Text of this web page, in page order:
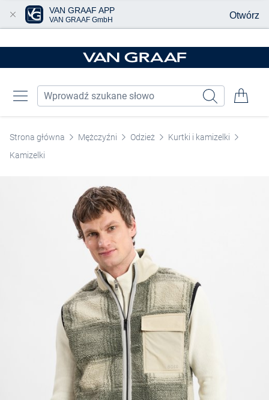
Strona główna Mężczyźni Odzież
Kurtki i kamizelki
Kamizelki
VAN GRAAF APP
VAN GRAAF GmbH Otwórz